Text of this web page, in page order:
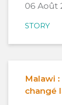
06 Août
STORY
Malawi
changé